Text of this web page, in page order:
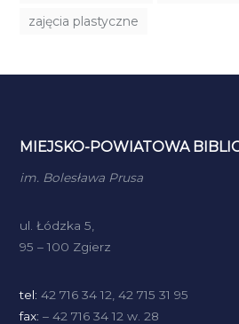
zajęcia plastyczne
MIEJSKO-POWIATOWA
im. Bolesława Prusa
ul. Łódzka 5,
95 – 100 Zgierz
tel: 42 716 34 12, 42 715 31 95
fax: – 42 716 34 12 w. 28